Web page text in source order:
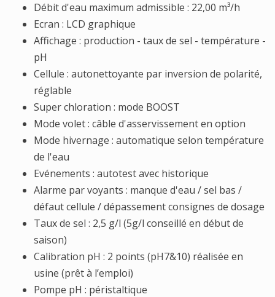
Débit d'eau maximum admissible : 22,00 m³/h
Ecran : LCD graphique
Affichage : production - taux de sel - température -
pH
Cellule : autonettoyante par inversion de polarité,
réglable
Super chloration : mode BOOST
Mode volet : câble d'asservissement en option
Mode hivernage : automatique selon température
de l'eau
Evénements : autotest avec historique
Alarme par voyants : manque d'eau / sel bas /
défaut cellule / dépassement consignes de dosage
Taux de sel : 2,5 g/l (5g/l conseillé en début de
saison)
Calibration pH : 2 points (pH7&10) réalisée en
usine (prêt à l’emploi)
Pompe pH : péristaltique